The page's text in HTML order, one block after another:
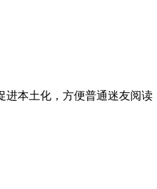
本土化，方便普通迷友阅